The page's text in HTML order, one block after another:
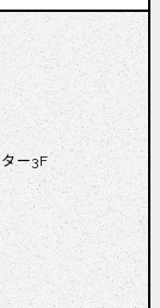
ー3F